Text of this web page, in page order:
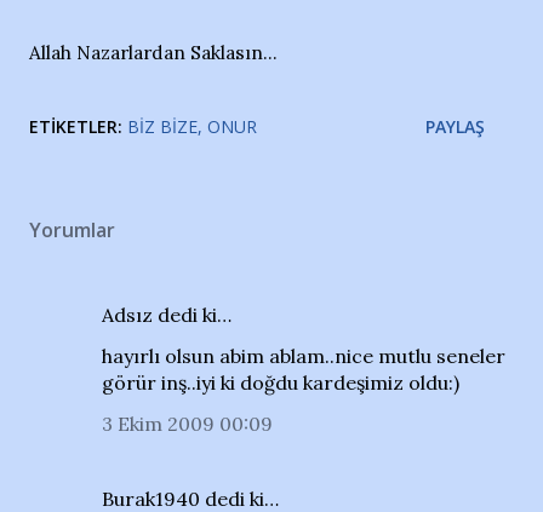
Allah Nazarlardan Saklasın...
ETIKETLER: BIZ BIZE ONUR PAYLAŞ
Yorumlar
Adsız dedi ki…
hayırlı olsun abim ablam..nice mutlu seneler
görür inş..iyi ki doğdu kardeşimiz oldu:)
3 Ekim 2009 00:09
Burak1940 dedi ki…